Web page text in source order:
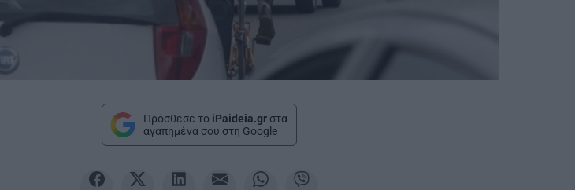
Πρόσθεσε το iPaideia.gr στα
αγαπημένα σου στη Google